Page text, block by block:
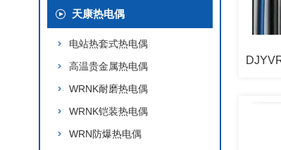
天康热电偶
电站热套式热电偶
高温贵金属热电偶
WRNK耐磨热电偶
WRNK铠装热电偶
WRN防爆热电偶